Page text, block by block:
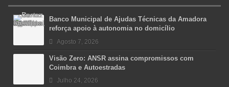
Banco Municipal de Ajudas Técnicas da Amadora
reforça apoio à autonomia no domicílio
Agosto 7, 2026
Visão Zero: ANSR assina compromissos com
Coimbra e Autoestradas
Julho 24, 2026